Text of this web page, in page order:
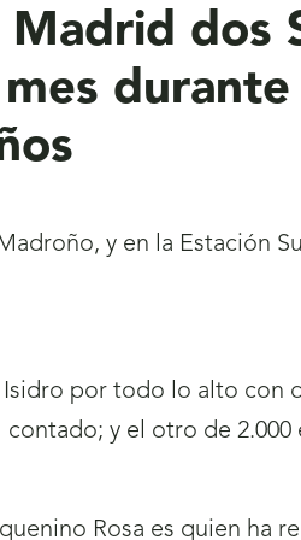
dos
y en la Estación
por todo lo alto con
contado; y el otro de
Rosa es quien ha